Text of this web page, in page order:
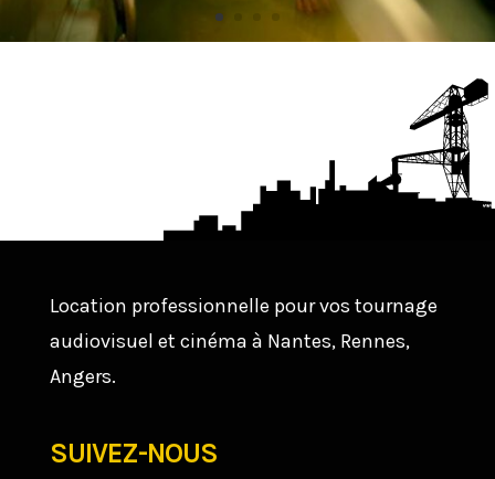
Location professionnelle pour vos tournage
audiovisuel et cinéma à Nantes, Rennes,
Angers.
SUIVEZ-NOUS